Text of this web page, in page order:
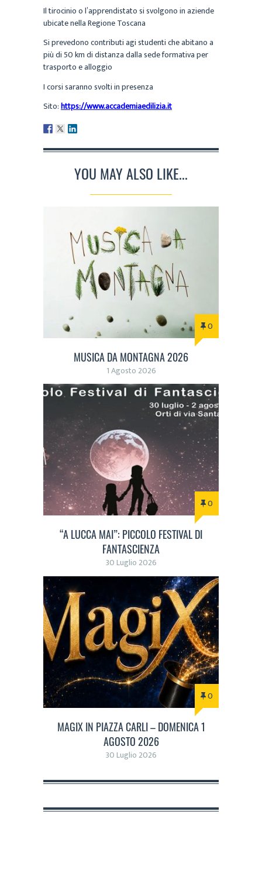
Il tirocinio o l’apprendistato si svolgono in aziende
ubicate nella Regione Toscana
Si prevedono contributi agi studenti che abitano a
più di 50 km di distanza dalla sede formativa per
trasporto e alloggio
I corsi saranno svolti in presenza
Sito:https://www.accademiaedilizia.it
YOU MAY ALSO LIKE...
0
MUSICA DA MONTAGNA 2026
1 Agosto 2026
0
“A LUCCA MAI”: PICCOLO FESTIVAL DI
FANTASCIENZA
30 Luglio 2026
0
MAGIX IN PIAZZA CARLI – DOMENICA 1
AGOSTO 2026
30 Luglio 2026